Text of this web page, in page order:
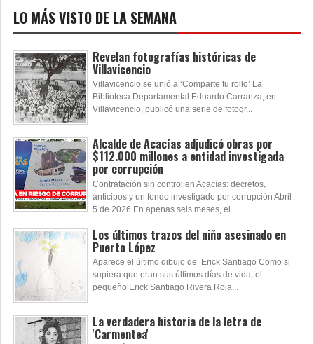
LO MÁS VISTO DE LA SEMANA
Revelan fotografías históricas de
Villavicencio
Villavicencio se unió a ‘Comparte tu rollo’ La
Biblioteca Departamental Eduardo Carranza, en
Villavicencio, publicó una serie de fotogr...
Alcalde de Acacías adjudicó obras por
$112.000 millones a entidad investigada
por corrupción
Contratación sin control en Acacías: decretos,
anticipos y un fondo investigado por corrupción Abril
5 de 2026 En apenas seis meses, el ...
Los últimos trazos del niño asesinado en
Puerto López
Aparece el último dibujo de Erick Santiago Como si
supiera que eran sus últimos días de vida, el
pequeño Erick Santiago Rivera Roja...
La verdadera historia de la letra de
'Carmentea'